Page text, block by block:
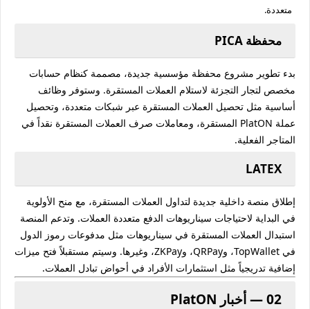
متعددة.
محفظة PICA
بدء تطوير مشروع محفظة مؤسسية جديدة، مصممة كنظام حسابات
مخصص لتجار التجزئة لاستلام العملات المستقرة. وستوفر وظائف
أساسية مثل تحصيل العملات المستقرة عبر شبكات متعددة، وتحصيل
عملة PlatON المستقرة، ومعاملات صرف العملات المستقرة نقداً في
المتاجر الفعلية.
LATEX
إطلاق منصة داخلية جديدة لتداول العملات المستقرة، مع منح الأولوية
في البداية لاحتياجات سيناريوهات الدفع متعددة العملات. وتدعم المنصة
استبدال العملات المستقرة في سيناريوهات مثل مدفوعات رموز الدول
في TopWallet، وQRPay، وZKPay، وغيرها. وسيتم مستقبلاً فتح ميزات
إضافية تدريجياً مثل استثمارات الأفراد في أحواض تبادل العملات.
02 — أخبار PlatON